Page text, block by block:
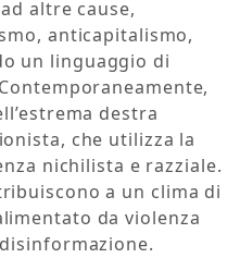
altre cause,
anticapitalismo,
un linguaggio di
destra
che utilizza la
nichilista e razziale.
a un clima di
da violenza